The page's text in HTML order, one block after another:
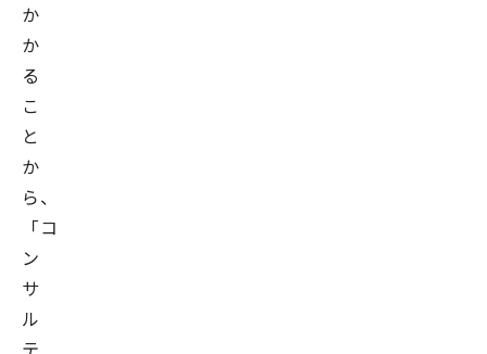
か
か
る
こ
と
か
ら、
「コ
ン
サ
ル